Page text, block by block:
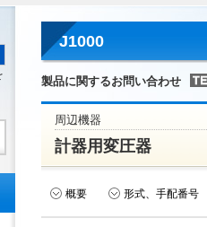
J1000
製品に関するお問い合わせ
周辺機器
計器用変圧器
概要 形式、手配番号